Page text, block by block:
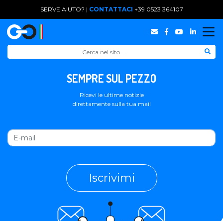
SERVE AIUTO? | CONTATTACI +39 0523 364107
SEMPRE SUL PEZZO
Ricevi le ultime notizie
direttamente sulla tua mail
Iscrivimi